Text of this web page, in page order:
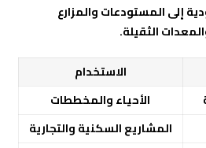
إلى المستودعات والمزارع
الثقيلة.
الاستخدام
الأحياء والمخططات
المشاريع السكنية والتجارية